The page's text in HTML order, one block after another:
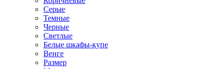
Серые
Темные
Черные
Светлые
Белые шкафы-купе
Венге
Размер